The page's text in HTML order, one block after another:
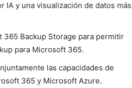
IA y una visualización de datos más
Backup Storage para permitir
para Microsoft 365.
las capacidades de
365 y Microsoft Azure.